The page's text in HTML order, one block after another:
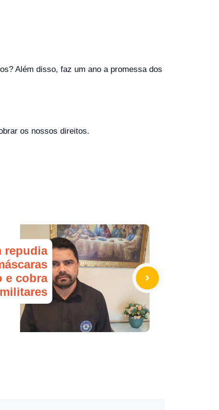
Além disso, faz um ano a promessa dos
os nossos direitos.
repudia
e cobra